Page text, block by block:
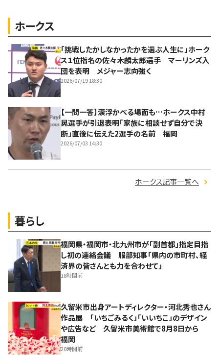
ホークス
「挑戦したかしなかったかを選ぶ人生に」ホーク
ス１位指名の佐々木麟太郎選手 マーリンズ入
団を表明 メジャー志向強く
2026/07/19 18:30
【一問一答】涙浮かべる場面も…ホークス中村
晃選手が引退表明「家族に相談せず自分で決
断」直後に伝えた2選手の名前 福岡
2026/07/03 14:30
ホークス記事一覧へ
暮らし
福岡県・福岡市・北九州市が「副首都」指定目指
し初の連絡会議 服部知事「県内の市町村、経
済界の皆さんとも力を合わせて」
18時間前
久留米市出身アートディレクター・河北秀也さん
作品展 「いちごみるく」「いいちこ」のデザイン
や広告など 久留米市美術館で8月8日から
福岡
20時間前